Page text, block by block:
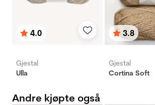
Karakter:
4.0
av 5 mulige
Gjestal
Ulla
Karakter:
3.8
av 5 mulige
Gjestal
Cortina Soft
Andre kjøpte også